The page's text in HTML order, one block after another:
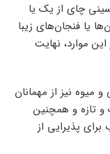
چای از یک یا
یا فنجان‌های زیبا
موارد، نهایت
میوه نیز از مهمانان
تازه و همچنین
برای پذیرایی از